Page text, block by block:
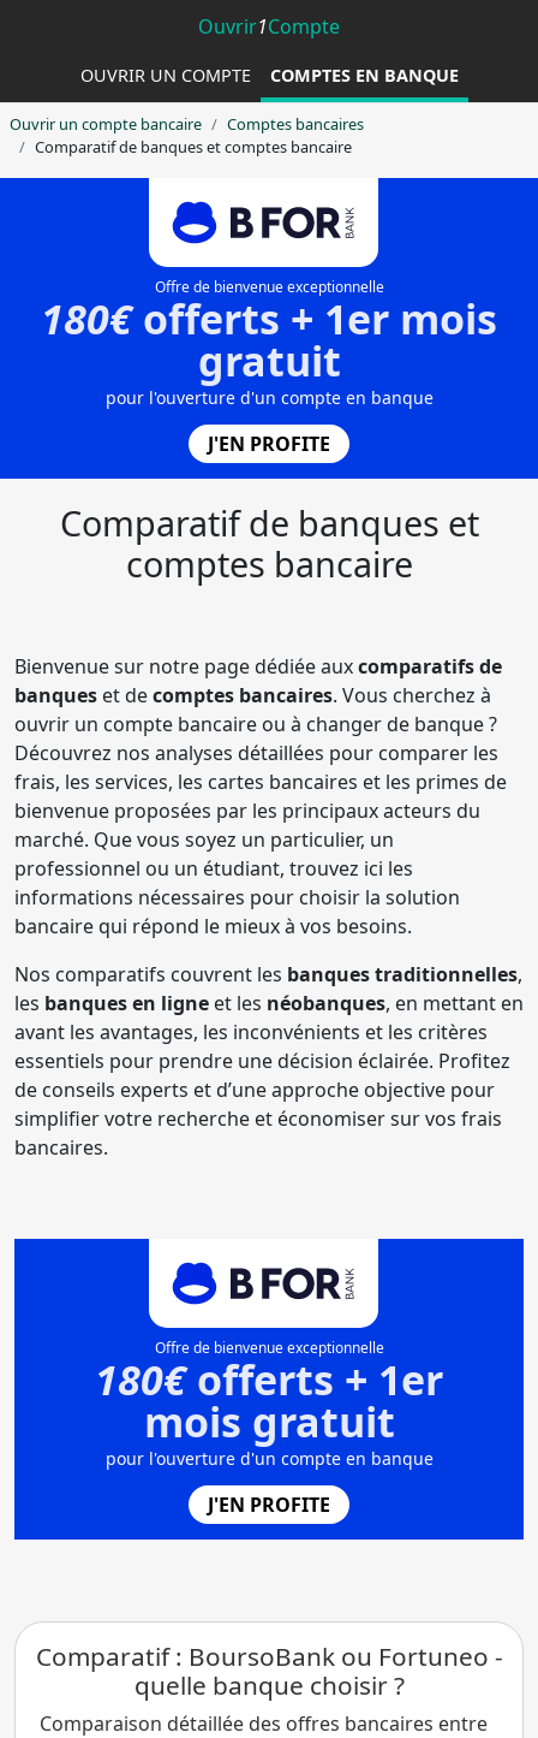
Ouvrir1Compte
OUVRIR UN COMPTE COMPTES EN BANQUE
Ouvrir un compte bancaire
Comptes bancaires
Comparatif de banques et comptes bancaire
Offre de bienvenue exceptionnelle
180€offerts + 1er mois
gratuit
pour l'ouverture d'un compte en banque
J'EN PROFITE
Comparatif de banques et
comptes bancaire
Bienvenue sur notre page dédiée auxcomparatifs de
banques et decomptes bancaires. Vous cherchez à
ouvrir un compte bancaire ou à changer de banque ?
Découvrez nos analyses détaillées pour comparer les
frais, les services, les cartes bancaires et les primes de
bienvenue proposées par les principaux acteurs du
marché. Que vous soyez un particulier, un
professionnel ou un étudiant, trouvez ici les
informations nécessaires pour choisir la solution
bancaire qui répond le mieux à vos besoins.
Nos comparatifs couvrent les banques traditionnelles,
les banques en ligne et les néobanques, en mettant en
avant les avantages, les inconvénients et les critères
essentiels pour prendre une décision éclairée. Profitez
de conseils experts et d’une approche objective pour
simplifier votre recherche et économiser sur vos frais
bancaires.
Offre de bienvenue exceptionnelle
180€offerts + 1er
mois gratuit
pour l'ouverture d'un compte en banque
J'EN PROFITE
Comparatif : BoursoBank ou Fortuneo -
quelle banque choisir ?
Comparaison détaillée des offres bancaires entre